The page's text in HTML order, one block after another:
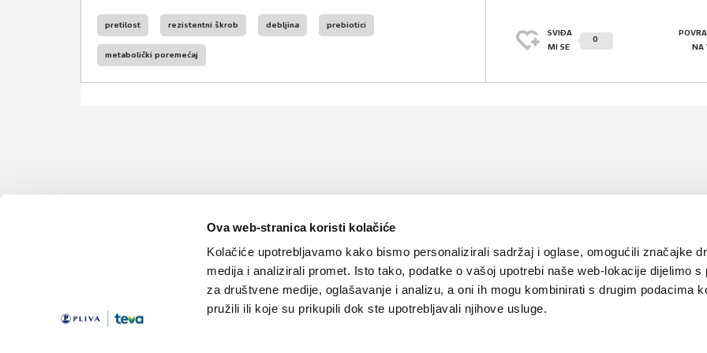
Ova web-stranica koristi kolačiće
Kolačiće upotrebljavamo kako bismo personalizirali sadržaj i oglase, omogućili značajke
medija i analizirali promet. Isto tako, podatke o vašoj upotrebi naše web-lokacije dijelimo s
za društvene medije, oglašavanje i analizu, a oni ih mogu kombinirati s drugim podacima
pružili ili koje su prikupili dok ste upotrebljavali njihove usluge.
pretilost rezistentni škrob debljina prebiotici
metabolički poremećaj
SVIĐA
MI SE
0
NA